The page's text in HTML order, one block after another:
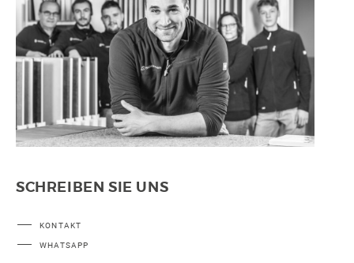
SCHREIBEN SIE UNS
KONTAKT
WHATSAPP